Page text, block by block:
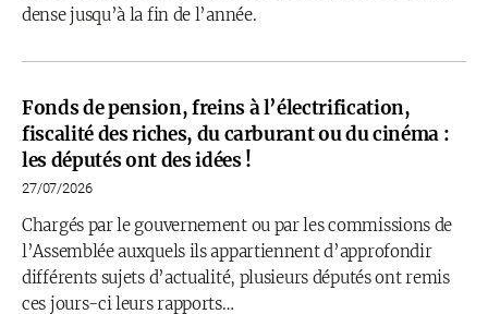
dense jusqu’à la fin de l’année.
Fonds de pension, freins à l’électrification,
fiscalité des riches, du carburant ou du cinéma :
les députés ont des idées !
27/07/2026
Chargés par le gouvernement ou par les commissions de
l’Assemblée auxquels ils appartiennent d’approfondir
différents sujets d’actualité, plusieurs députés ont remis
ces jours-ci leurs rapports…